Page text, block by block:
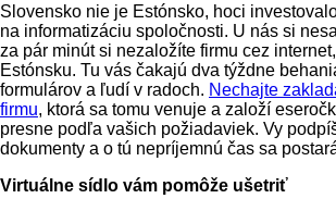
Slovensko nie je Estónsko, hoci
na informatizáciu spoločnosti. U nás si
za pár minút si nezaložíte firmu cez
Estónsku. Tu vás čakajú dva týždne
formulárov a ľudí v radoch. Nechajte
firmu, ktorá sa tomu venuje a založí
presne podľa vašich požiadaviek. Vy
dokumenty a o tú nepríjemnú čas sa
Virtuálne sídlo vám pomôže ušetriť